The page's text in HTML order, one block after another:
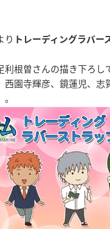
り トレーディングラバー
利根曽さんの描き下ろし
園寺輝彦、鏡蓮児、志